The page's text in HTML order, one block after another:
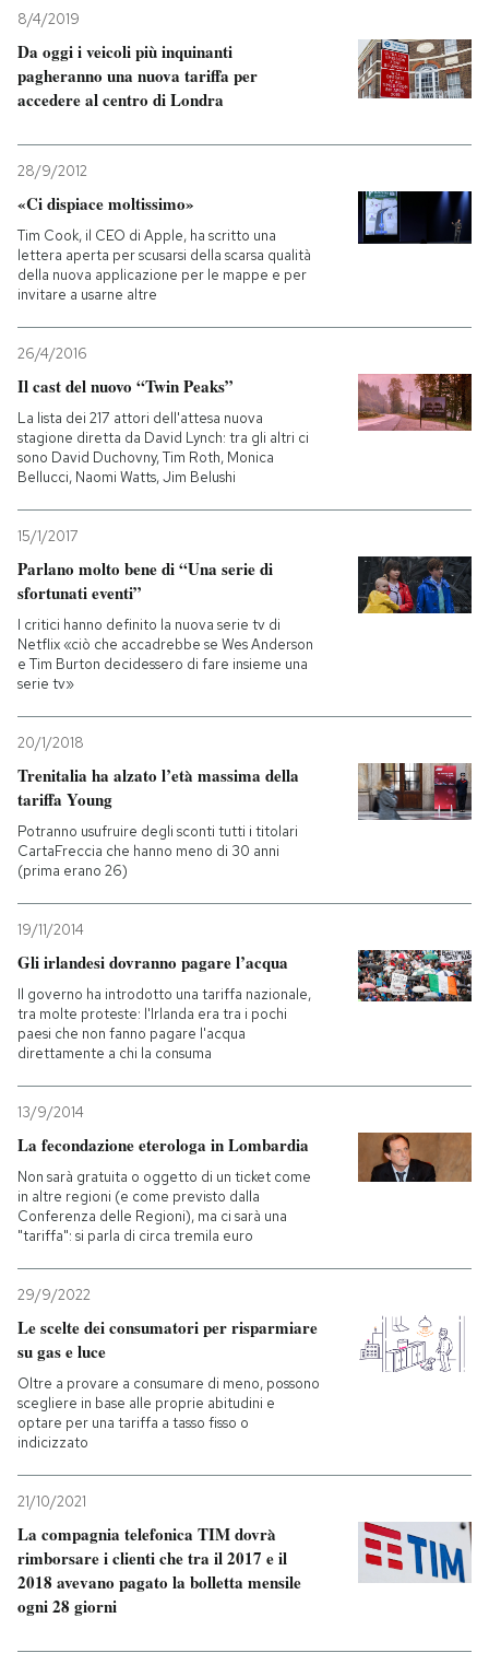
CALENDARIO
AREA PERSONALE
Entra
8/4/2019
Da oggi i veicoli più inquinanti
pagheranno una nuova tariffa per
accedere al centro di Londra
28/9/2012
«Ci dispiace moltissimo»
Tim Cook, il CEO di Apple, ha scritto una
lettera aperta per scusarsi della scarsa qualità
della nuova applicazione per le mappe e per
invitare a usarne altre
26/4/2016
Il cast del nuovo “Twin Peaks”
La lista dei 217 attori dell'attesa nuova
stagione diretta da David Lynch: tra gli altri ci
sono David Duchovny, Tim Roth, Monica
Bellucci, Naomi Watts, Jim Belushi
15/1/2017
Parlano molto bene di “Una serie di
sfortunati eventi”
I critici hanno definito la nuova serie tv di
Netflix «ciò che accadrebbe se Wes Anderson
e Tim Burton decidessero di fare insieme una
serie tv»
20/1/2018
Trenitalia ha alzato l’età massima della
tariffa Young
Potranno usufruire degli sconti tutti i titolari
CartaFreccia che hanno meno di 30 anni
(prima erano 26)
19/11/2014
Gli irlandesi dovranno pagare l’acqua
Il governo ha introdotto una tariffa nazionale,
tra molte proteste: l'Irlanda era tra i pochi
paesi che non fanno pagare l'acqua
direttamente a chi la consuma
13/9/2014
La fecondazione eterologa in Lombardia
Non sarà gratuita o oggetto di un ticket come
in altre regioni (e come previsto dalla
Conferenza delle Regioni), ma ci sarà una
"tariffa": si parla di circa tremila euro
29/9/2022
Le scelte dei consumatori per risparmiare
su gas e luce
Oltre a provare a consumare di meno, possono
scegliere in base alle proprie abitudini e
optare per una tariffa a tasso fisso o
indicizzato
21/10/2021
La compagnia telefonica TIM dovrà
rimborsare i clienti che tra il 2017 e il
2018 avevano pagato la bolletta mensile
ogni 28 giorni